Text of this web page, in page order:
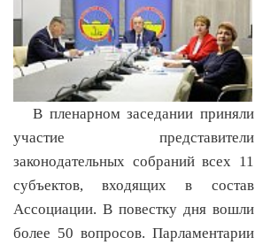
В пленарном заседании приняли
участие представители
законодательных собраний всех 11
субъектов, входящих в состав
Ассоциации. В повестку дня вошли
более 50 вопросов. Парламентарии